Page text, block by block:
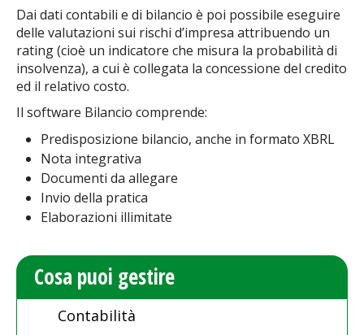
Dai dati contabili e di bilancio è poi possibile eseguire
delle valutazioni sui rischi d’impresa attribuendo un
rating (cioè un indicatore che misura la probabilità di
insolvenza), a cui è collegata la concessione del credito
ed il relativo costo.
Il software Bilancio comprende:
Predisposizione bilancio, anche in formato XBRL
Nota integrativa
Documenti da allegare
Invio della pratica
Elaborazioni illimitate
Cosa puoi gestire
Contabilità